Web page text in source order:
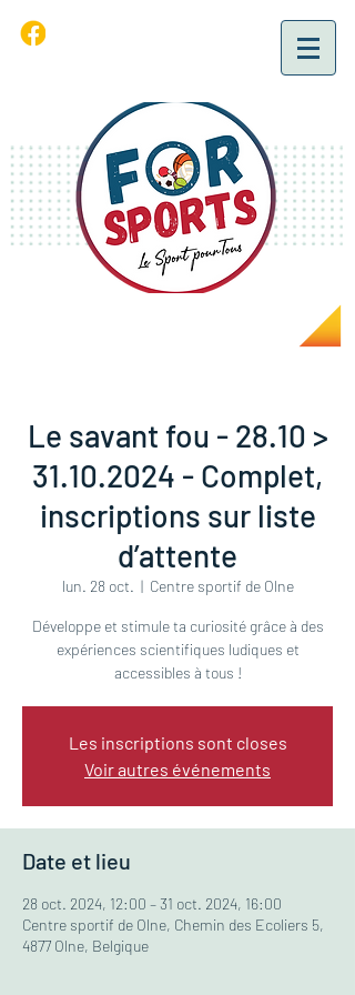
Le savant fou - 28.10 >
31.10.2024 - Complet,
inscriptions sur liste
d’attente
lun. 28 oct.
  |
Centre sportif de Olne
Développe et stimule ta curiosité grâce à des
expériences scientifiques ludiques et
accessibles à tous !
Les inscriptions sont closes
Voir autres événements
Date et lieu
28 oct. 2024, 12:00 – 31 oct. 2024, 16:00
Centre sportif de Olne, Chemin des Ecoliers 5,
4877 Olne, Belgique